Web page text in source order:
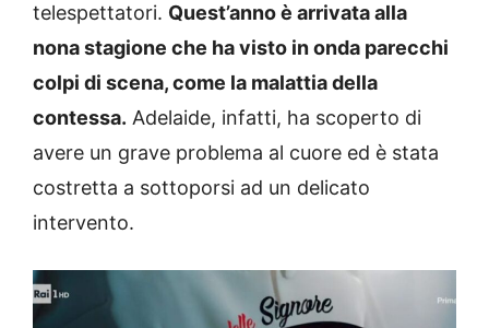
telespettatori. Quest’anno è arrivata alla
nona stagione che ha visto in onda parecchi
colpi di scena, come la malattia della
contessa. Adelaide, infatti, ha scoperto di
avere un grave problema al cuore ed è stata
costretta a sottoporsi ad un delicato
intervento.